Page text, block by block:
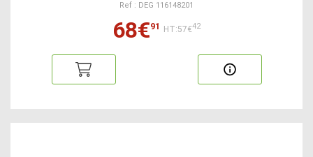
Ref : DEG 116148201
68€91 HT:57€42